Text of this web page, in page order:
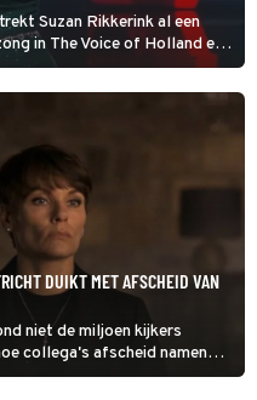
Suzan Rikkerink al een
in The Voice of Holland een
en Freek draaiden. Een
breekt ze.
DUIKT MET AFSCHEID VAN
niet de miljoen kijkers
collega's afscheid namen